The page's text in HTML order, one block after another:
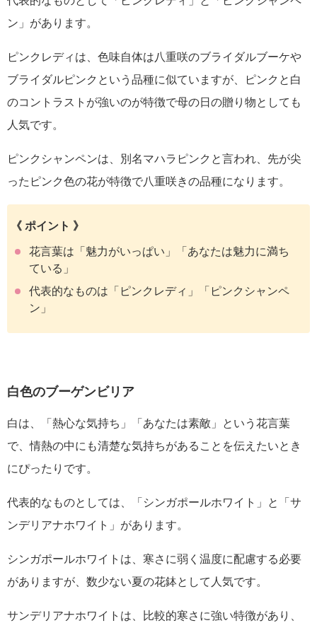
ン」があります。
ピンクレディは、色味自体は八重咲のブライダルブーケや
ブライダルピンクという品種に似ていますが、ピンクと白
のコントラストが強いのが特徴で母の日の贈り物としても
人気です。
ピンクシャンペンは、別名マハラピンクと言われ、先が尖
ったピンク色の花が特徴で八重咲きの品種になります。
《 ポイント 》
花言葉は「魅力がいっぱい」「あなたは魅力に満ち
ている」
代表的なものは「ピンクレディ」「ピンクシャンペ
ン」
白色のブーゲンビリア
白は、「熱心な気持ち」「あなたは素敵」という花言葉
で、情熱の中にも清楚な気持ちがあることを伝えたいとき
にぴったりです。
代表的なものとしては、「シンガポールホワイト」と「サ
ンデリアナホワイト」があります。
シンガポールホワイトは、寒さに弱く温度に配慮する必要
がありますが、数少ない夏の花鉢として人気です。
サンデリアナホワイトは、比較的寒さに強い特徴があり、